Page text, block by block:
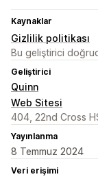
Kaynaklar
Gizlilik politikası
Bu geliştirici
Geliştirici
Quinn
Web Sitesi
404, 22nd Cross
Yayınlanma
8 Temmuz 2024
Veri erişimi